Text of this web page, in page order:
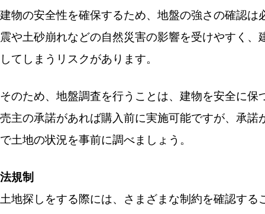
建物の安全性を確保するため、地盤の強さの確認
震や土砂崩れなどの自然災害の影響を受けやすく
してしまうリスクがあります。
そのため、地盤調査を行うことは、建物を安全に
売主の承諾があれば購入前に実施可能ですが、承
で土地の状況を事前に調べましょう。
法規制
土地探しをする際には、さまざまな制約を確認す